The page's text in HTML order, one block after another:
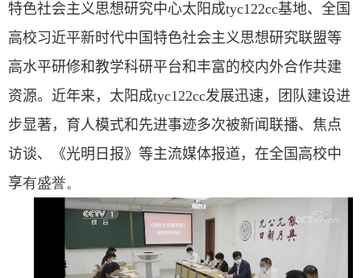
特色社会主义思想研究中心太阳成tyc122cc基地、全国
高校习近平新时代中国特色社会主义思想研究联盟等
高水平研修和教学科研平台和丰富的校内外合作共建
资源。近年来，太阳成tyc122cc发展迅速，团队建设进
步显著，育人模式和先进事迹多次被新闻联播、焦点
访谈、《光明日报》等主流媒体报道，在全国高校中
享有盛誉。